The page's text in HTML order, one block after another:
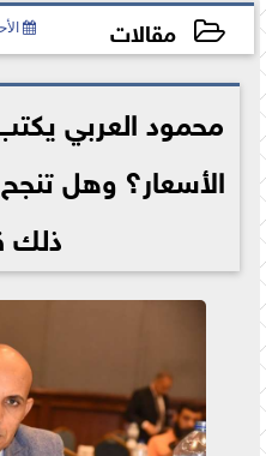
مقالات الأحد، 3
2025-08-03 13:11:30
محمود العربي
الأسعار؟ وهل
ذلك